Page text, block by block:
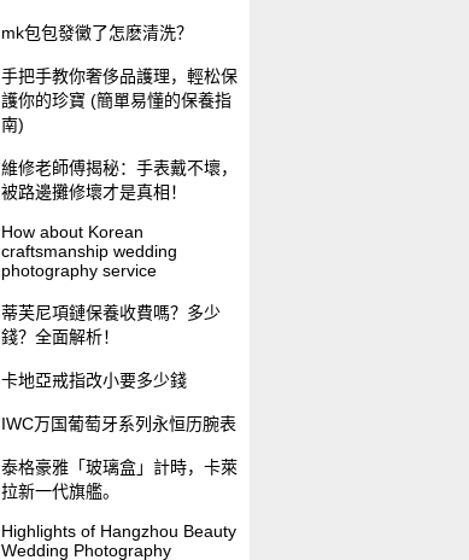
​mk包包發黴了怎麽清洗？
​手把手教你奢侈品護理，輕松保
護你的珍寶 (簡單易懂的保養指
南)
維修老師傅揭秘：手表戴不壞，
被路邊攤修壞才是真相！
How about Korean
craftsmanship wedding
photography service
​蒂芙尼項鏈保養收費嗎？多少
錢？全面解析！
​卡地亞戒指改小要多少錢
IWC万国葡萄牙系列永恒历腕表
泰格豪雅「玻璃盒」計時，卡萊
拉新一代旗艦。
Highlights of Hangzhou Beauty
Wedding Photography